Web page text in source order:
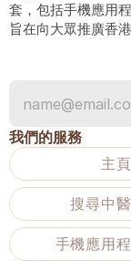
套，包括手機應用
旨在向大眾推廣香
我們的服務
主頁
搜尋中
手機應用